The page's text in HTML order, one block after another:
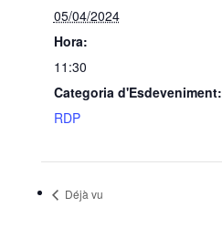
05/04/2024
Hora:
11:30
Categoria d'Esdeveniment:
RDP
Déjà vu